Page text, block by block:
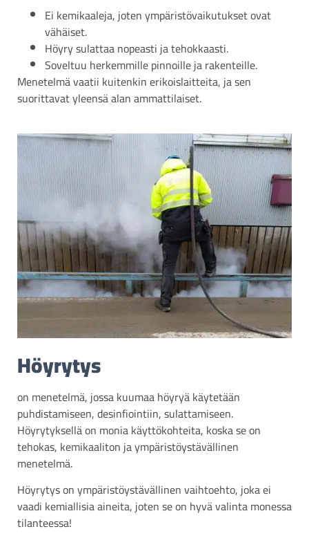
Ei kemikaaleja, joten ympäristövaikutukset ovat
vähäiset.
Höyry sulattaa nopeasti ja tehokkaasti.
Soveltuu herkemmille pinnoille ja rakenteille.
Menetelmä vaatii kuitenkin erikoislaitteita, ja sen
suorittavat yleensä alan ammattilaiset.
Höyrytys
on menetelmä, jossa kuumaa höyryä käytetään
puhdistamiseen, desinfiointiin, sulattamiseen.
Höyrytyksellä on monia käyttökohteita, koska se on
tehokas, kemikaaliton ja ympäristöystävällinen
menetelmä.
Höyrytys on ympäristöystävällinen vaihtoehto, joka ei
vaadi kemiallisia aineita, joten se on hyvä valinta monessa
tilanteessa!